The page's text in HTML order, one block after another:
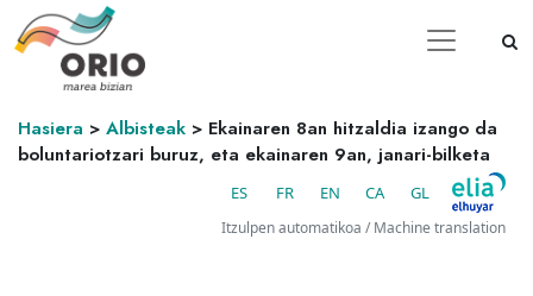
Hasiera > Albisteak > Ekainaren 8an hitzaldia izango da
boluntariotzari buruz, eta ekainaren 9an, janari-bilketa
ES FR EN CA GL
Itzulpen automatikoa / Machine translation